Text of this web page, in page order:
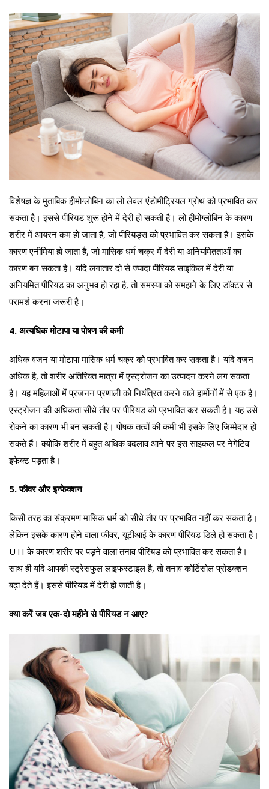
विशेषज्ञ के मुताबिक हीमोग्लोबिन का लो लेवल एंडोमीट्रियल ग्रोथ को प्रभावित कर
सकता है। इससे पीरियड शुरू होने में देरी हो सकती है। लो हीमोग्लोबिन के कारण
शरीर में आयरन कम हो जाता है, जो पीरियड्स को प्रभावित कर सकता है। इसके
कारण एनीमिया हो जाता है, जो मासिक धर्म चक्र में देरी या अनियमितताओं का
कारण बन सकता है। यदि लगातार दो से ज्यादा पीरियड साइकिल में देरी या
अनियमित पीरियड का अनुभव हो रहा है, तो समस्या को समझने के लिए डॉक्टर से
परामर्श करना जरूरी है।
4. अत्यधिक मोटापा या पोषण की कमी
अधिक वजन या मोटापा मासिक धर्म चक्र को प्रभावित कर सकता है। यदि वजन
अधिक है, तो शरीर अतिरिक्त मात्रा में एस्ट्रोजन का उत्पादन करने लग सकता
है। यह महिलाओं में प्रजनन प्रणाली को नियंत्रित करने वाले हार्मोनों में से एक है।
एस्ट्रोजन की अधिकता सीधे तौर पर पीरियड को प्रभावित कर सकती है। यह उसे
रोकने का कारण भी बन सकती है। पोषक तत्वों की कमी भी इसके लिए जिम्मेदार हो
सकते हैं। क्योंकि शरीर में बहुत अधिक बदलाव आने पर इस साइकल पर नेगेटिव
इफेक्ट पड़ता है।
5. फीवर और इन्फेक्शन
किसी तरह का संक्रमण मासिक धर्म को सीधे तौर पर प्रभावित नहीं कर सकता है।
लेकिन इसके कारण होने वाला फीवर, यूटीआई के कारण पीरियड डिले हो सकता है।
UTI के कारण शरीर पर पड़ने वाला तनाव पीरियड को प्रभावित कर सकता है।
साथ ही यदि आपकी स्ट्रेसफुल लाइफस्टाइल है, तो तनाव कोर्टिसोल प्रोडक्शन
बढ़ा देते हैं। इससे पीरियड में देरी हो जाती है।
क्या करें जब एक-दो महीने से पीरियड न आए?